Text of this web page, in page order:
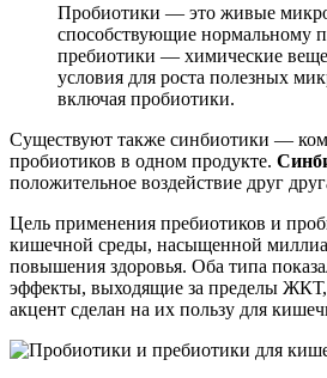
Пробиотики — это живые
способствующие нормальному
пребиотики — химические
условия для роста полезных
включая пробиотики.
Существуют также синбиотики —
пробиотиков в одном продукте.
положительное воздействие друг
Цель применения пребиотиков и
кишечной среды, насыщенной
повышения здоровья. Оба типа
эффекты, выходящие за пределы ЖКТ,
акцент сделан на их пользу для